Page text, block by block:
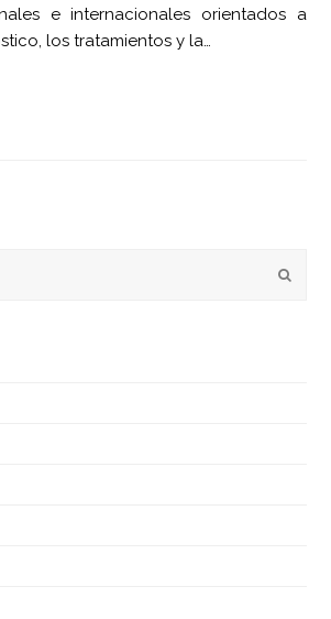
e internacionales orientados a
los tratamientos y la…